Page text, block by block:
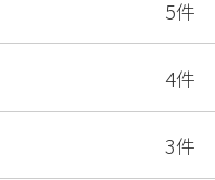
5件
4件
3件